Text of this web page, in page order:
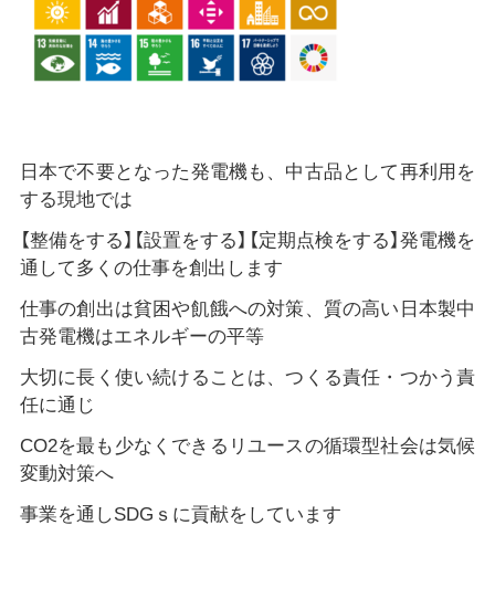
日本で不要となった発電機も、中古品として再利用を
する現地では
【整備をする】【設置をする】【定期点検をする】発電機を
通して多くの仕事を創出します
仕事の創出は貧困や飢餓への対策、質の高い日本製中
古発電機はエネルギーの平等
大切に長く使い続けることは、つくる責任・つかう責
任に通じ
CO2を最も少なくできるリユースの循環型社会は気候
変動対策へ
事業を通しSDGｓに貢献をしています